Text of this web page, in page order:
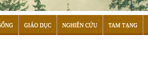
GIÁO DỤC NGHIÊN CỨU TAM TẠNG